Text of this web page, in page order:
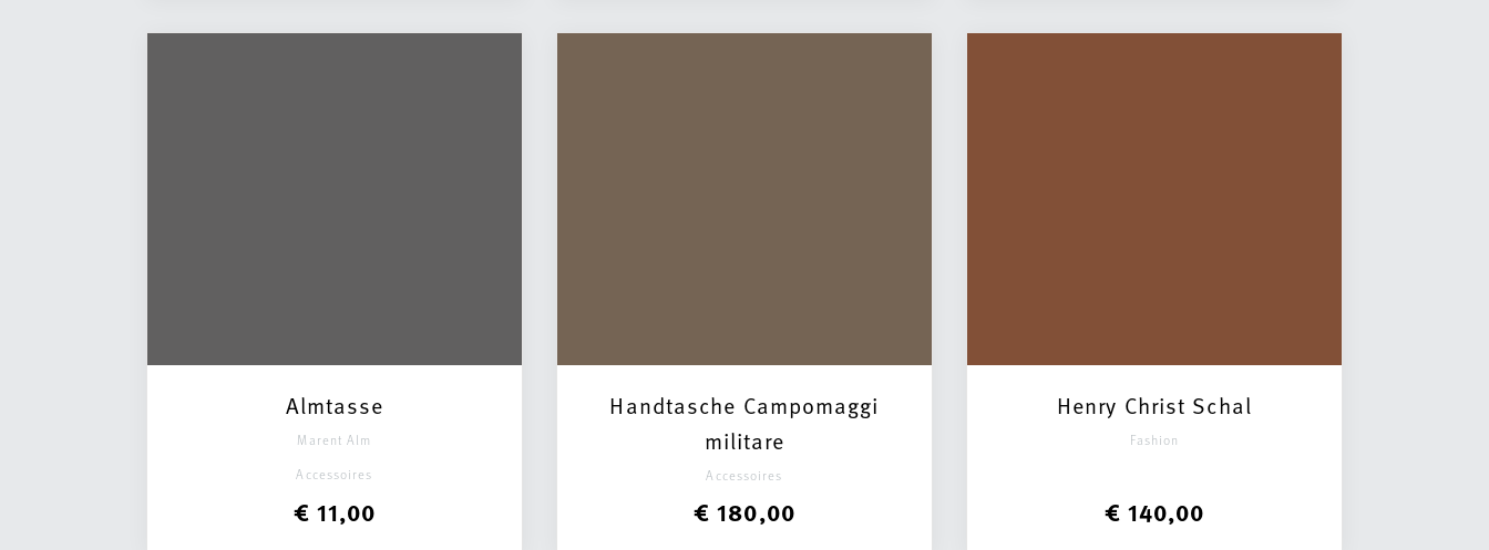
Almtasse
Marent Alm
Accessoires
€ 11,00
Handtasche Campomaggi
militare
Accessoires
€ 180,00
Henry Christ Schal
Fashion
€ 140,00